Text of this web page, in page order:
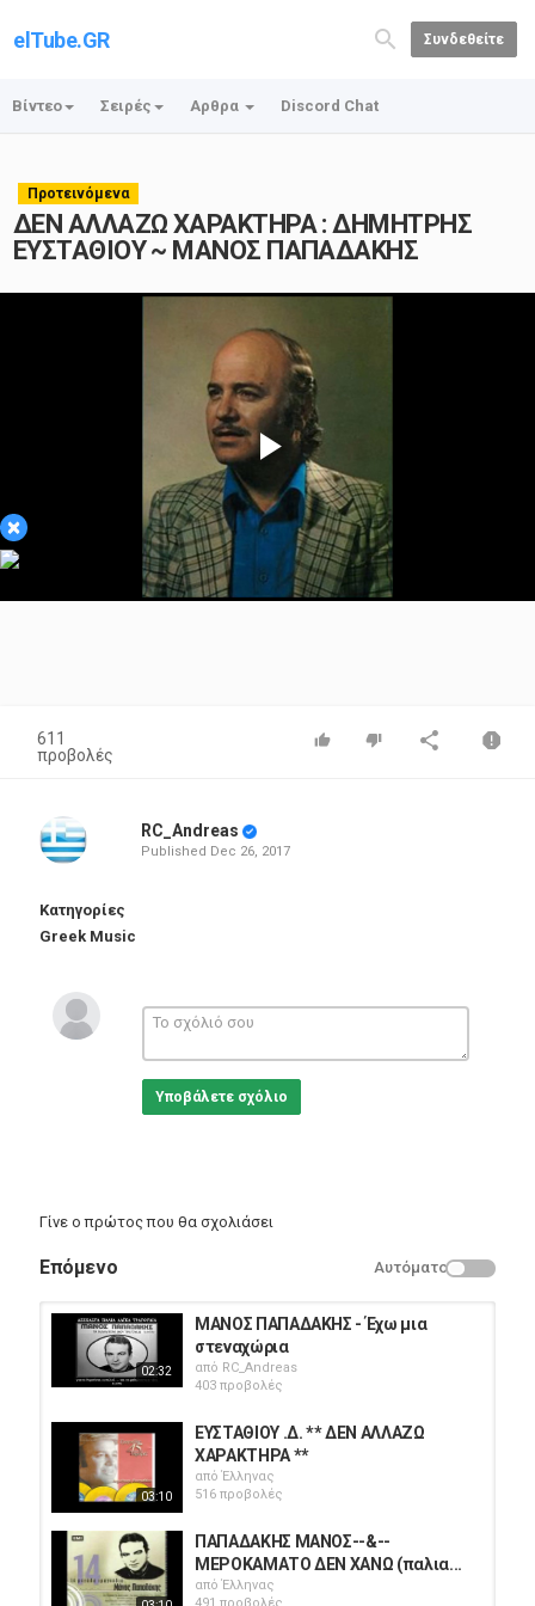
elTube.GR Συνδεθείτε
Βίντεο Σειρές Αρθρα Discord Chat
Προτεινόμενα
ΔΕΝ ΑΛΛΑΖΩ ΧΑΡΑΚΤΗΡΑ : ΔΗΜΗΤΡΗΣ
ΕΥΣΤΑΘΙΟΥ ~ ΜΑΝΟΣ ΠΑΠΑΔΑΚΗΣ
×
Play
Video
611
προβολές
RC_Andreas
Published Dec 26, 2017
Κατηγορίες
Greek Music
Υποβάλετε σχόλιο
Γίνε ο πρώτος που θα σχολιάσει
Επόμενο Αυτόματο
02:32
ΜΑΝΟΣ ΠΑΠΑΔΑΚΗΣ - Έχω μια
στεναχώρια
από RC_Andreas
403 προβολές
03:10
ΕΥΣΤΑΘΙΟΥ .Δ. ** ΔΕΝ ΑΛΛΑΖΩ
ΧΑΡΑΚΤΗΡΑ **
απόΈλληνας
516 προβολές
ΠΑΠΑΔΑΚΗΣ ΜΑΝΟΣ--&--
ΜΕΡΟΚΑΜΑΤΟ ΔΕΝ ΧΑΝΩ (παλια...
απόΈλληνας
491 προβολές